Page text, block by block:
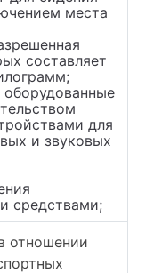
места
составляет
оборудованные
для
и звуковых
средствами;
отношении